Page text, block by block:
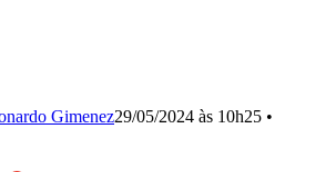
Gimenez29/05/2024 às 10h25 •